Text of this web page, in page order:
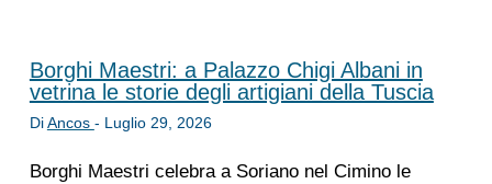
Borghi Maestri: a Palazzo Chigi Albani in
vetrina le storie degli artigiani della Tuscia
DiAncos - Luglio 29, 2026
Borghi Maestri celebra a Soriano nel Cimino le